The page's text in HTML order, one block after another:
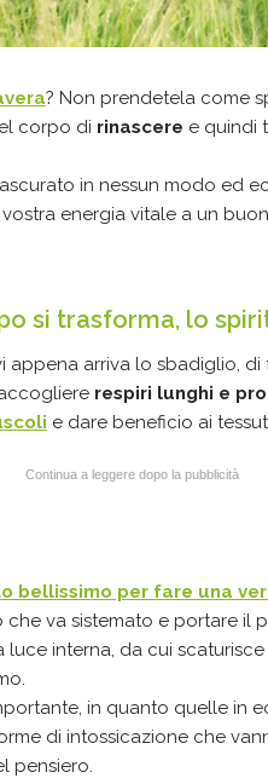
? Non prendetela come
corpo di rinascere e quindi
in nessun modo ed
energia vitale a un
si trasforma, lo
appena arriva lo sbadiglio, di
respiri lunghi e
e dare beneficio ai
Continua a leggere dopo la pubblicità
bellissimo per fare una
che va sistemato e portare il
interna, da cui scaturisce
in quanto quelle in
di intossicazione che
pensiero.